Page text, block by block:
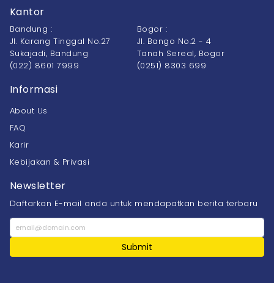
Kantor
Bandung :
Jl. Karang Tinggal No.27
Sukajadi, Bandung
(022) 8601 7999
Bogor :
Jl. Bango No.2 - 4
Tanah Sereal, Bogor
(0251) 8303 699
Informasi
About Us
FAQ
Karir
Kebijakan & Privasi
Newsletter
Daftarkan E-mail anda untuk mendapatkan berita terbaru
Submit